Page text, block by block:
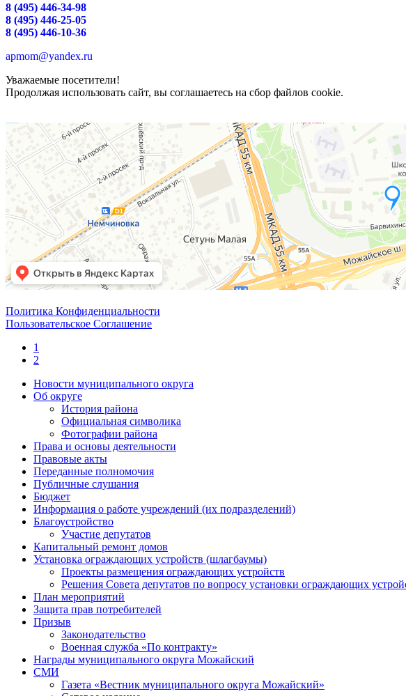
8 (495) 446-34-98
8 (495) 446-25-05
8 (495) 446-10-36
apmom@yandex.ru
Уважаемые посетители!
Продолжая использовать сайт, вы соглашаетесь на сбор файлов cookie.
Политика Конфиденциальности
Пользовательское Соглашение
1
2
Новости муниципального округа
Об округе
История района
Официальная символика
Фотографии района
Права и основы деятельности
Правовые акты
Переданные полномочия
Публичные слушания
Бюджет
Информация о работе учреждений (их подразделений)
Благоустройство
Участие депутатов
Капитальный ремонт домов
Установка ограждающих устройств (шлагбаумы)
Проекты размещения ограждающих устройств
Решения Совета депутатов по вопросу установки ограждающих
План мероприятий
Защита прав потребителей
Призыв
Законодательство
Военная служба «По контракту»
Награды муниципального округа Можайский
СМИ
Газета «Вестник муниципального округа Можайский»